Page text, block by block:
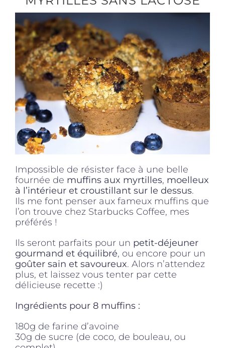
Produits sains
Click and collect
Traiteur
Cours
Offres
Impossible de résister face à une belle
fournée de muffins aux myrtilles, moelleux
à l’intérieur et croustillant sur le dessus.
Ils me font penser aux fameux muffins que
l’on trouve chez Starbucks Coffee, mes
préférés !
Ils seront parfaits pour un petit-déjeuner
gourmand et équilibré, ou encore pour un
goûter sain et savoureux. Alors n’attendez
plus, et laissez vous tenter par cette
délicieuse recette :)
Ingrédients pour 8 muffins :
180g de farine d’avoine
30g de sucre (de coco, de bouleau, ou